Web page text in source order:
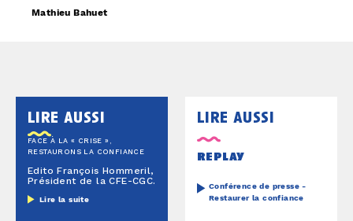
Mathieu Bahuet
lire aussi
FACE À LA « CRISE »,
RESTAURONS LA CONFIANCE
Edito François Hommeril,
Président de la CFE-CGC.
Lire la suite
lire aussi
replay
Conférence de presse -
Restaurer la confiance